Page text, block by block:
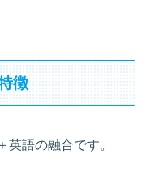
徴
英語の融合です。